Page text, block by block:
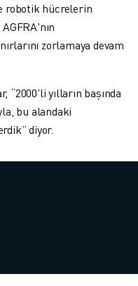
robotik hücrelerin
zorlamaya devam
“2000'li yılların başında
bu alandaki
diyor.